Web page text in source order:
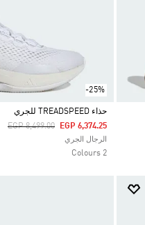
-25%
Selected
حذاء TREADSPEED للجري
Price Reduced From
EGP 8,499.00ToEGP 6,374.25
الرجال الجري
2 Colours